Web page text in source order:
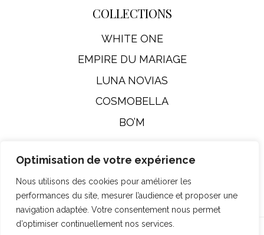
Optimisation de votre expérience
Nous utilisons des cookies pour améliorer les
performances du site, mesurer l’audience et proposer une
navigation adaptée. Votre consentement nous permet
d’optimiser continuellement nos services.
COLLECTIONS
WHITE ONE
EMPIRE DU MARIAGE
LUNA NOVIAS
COSMOBELLA
BO’M